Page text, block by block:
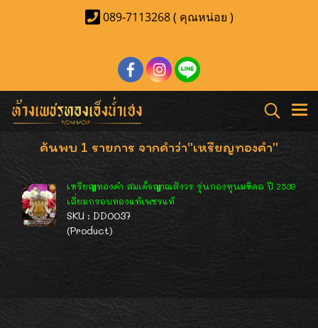
089-7113268 ( คุณหน่อย )
ค้นพบ 1 รายการ จากคำว่า"เหรียญทองคำ"
เหรียญทองคำ สมเด็จญาณสังวร รุ่นกองทุนมหิดล ปี 2539
เลี่ยมกรอบทองแท้เพชรแท้
SKU : DD0037
(Product)